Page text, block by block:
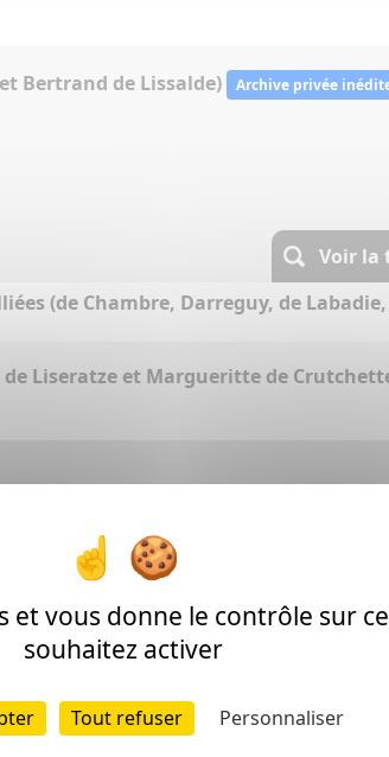
Bertrand de Lissalde) Archive privée
Voir la
(de Chambre, Darreguy, de
Liseratze et Margueritte de
(de Chambre, Darreguy, de
Crutchette, Jean Salles et Jeannes
et vous donne le contrôle sur
souhaitez activer
Tout refuser Personnaliser